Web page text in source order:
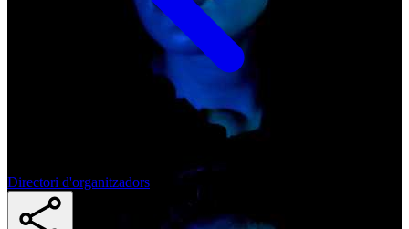
Directori d'organitzadors